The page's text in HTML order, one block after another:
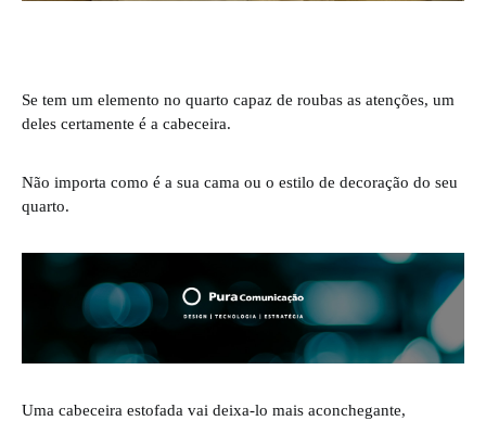
Se tem um elemento no quarto capaz de roubas as atenções, um
deles certamente é a cabeceira.
Não importa como é a sua cama ou o estilo de decoração do seu
quarto.
Uma cabeceira estofada vai deixa-lo mais aconchegante,